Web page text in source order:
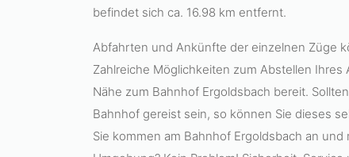
befindet sich ca. 16.98 km entfernt.
Abfahrten und Ankünfte der einzelnen Züge
Zahlreiche Möglichkeiten zum Abstellen
Nähe zum Bahnhof Ergoldsbach bereit.
Bahnhof gereist sein, so können Sie dieses
Sie kommen am Bahnhof Ergoldsbach an